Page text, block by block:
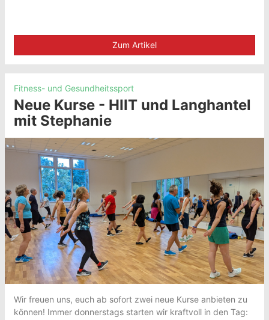
Zum Artikel
Fitness- und Gesundheitssport
Neue Kurse - HIIT und Langhantel
mit Stephanie
Wir freuen uns, euch ab sofort zwei neue Kurse anbieten zu
können! Immer donnerstags starten wir kraftvoll in den Tag: